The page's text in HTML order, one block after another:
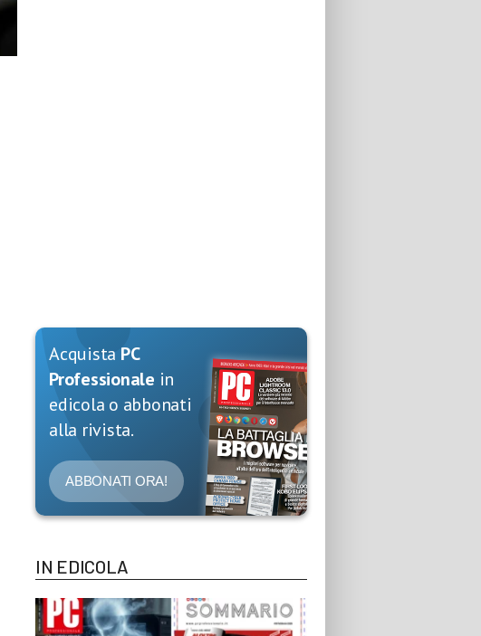
Acquista PC
Professionale in
edicola o abbonati
alla rivista.
ABBONATI ORA!
IN EDICOLA